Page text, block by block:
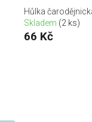
Hůlka
Skladem (2 ks)
66 Kč